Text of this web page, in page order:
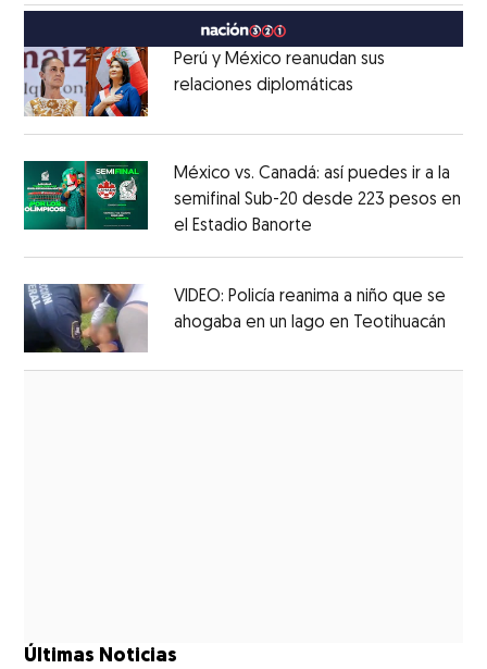
Perú y México reanudan sus
relaciones diplomáticas
México vs. Canadá: así puedes ir a la
semifinal Sub-20 desde 223 pesos en
el Estadio Banorte
VIDEO: Policía reanima a niño que se
ahogaba en un lago en Teotihuacán
Últimas Noticias